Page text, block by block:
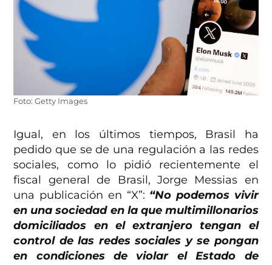
Foto: Getty Images
Igual, en los últimos tiempos, Brasil ha
pedido que se de una regulación a las redes
sociales, como lo pidió recientemente el
fiscal general de Brasil, Jorge Messias en
una publicación en “X”: “No podemos vivir
en una sociedad en la que multimillonarios
domiciliados en el extranjero tengan el
control de las redes sociales y se pongan
en condiciones de violar el Estado de